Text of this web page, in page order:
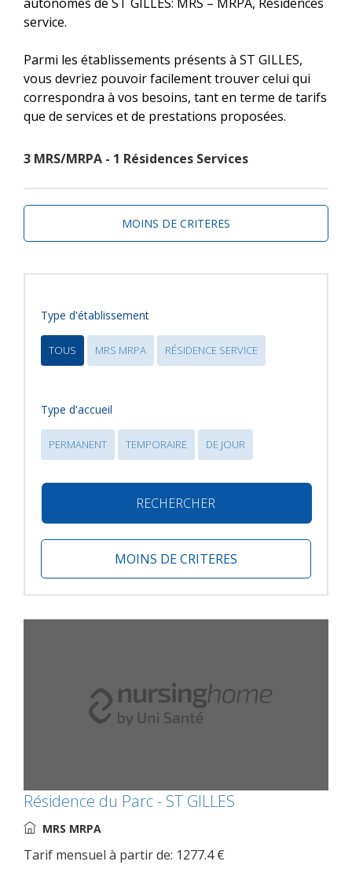
service.
Parmi les établissements présents à ST GILLES,
vous devriez pouvoir facilement trouver celui qui
correspondra à vos besoins, tant en terme de tarifs
que de services et de prestations proposées.
3 MRS/MRPA - 1 Résidences Services
MOINS DE CRITERES
Type d'établissement
TOUS MRS MRPA RÉSIDENCE SERVICE
Type d'accueil
PERMANENT TEMPORAIRE DE JOUR
RECHERCHER
MOINS DE CRITERES
Résidence du Parc - ST GILLES
MRS MRPA
Tarif mensuel à partir de: 1277.4 €